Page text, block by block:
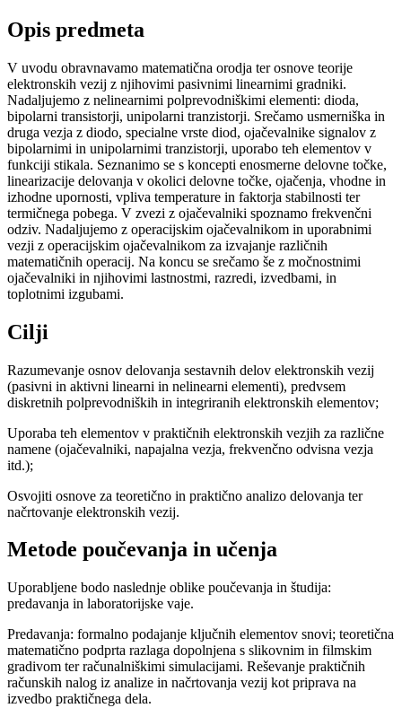
Opis predmeta
V uvodu obravnavamo matematična orodja ter osnove teorije
elektronskih vezij z njihovimi pasivnimi linearnimi gradniki.
Nadaljujemo z nelinearnimi polprevodniškimi elementi: dioda,
bipolarni transistorji, unipolarni tranzistorji. Srečamo usmerniška in
druga vezja z diodo, specialne vrste diod, ojačevalnike signalov z
bipolarnimi in unipolarnimi tranzistorji, uporabo teh elementov v
funkciji stikala. Seznanimo se s koncepti enosmerne delovne točke,
linearizacije delovanja v okolici delovne točke, ojačenja, vhodne in
izhodne upornosti, vpliva temperature in faktorja stabilnosti ter
termičnega pobega. V zvezi z ojačevalniki spoznamo frekvenčni
odziv. Nadaljujemo z operacijskim ojačevalnikom in uporabnimi
vezji z operacijskim ojačevalnikom za izvajanje različnih
matematičnih operacij. Na koncu se srečamo še z močnostnimi
ojačevalniki in njihovimi lastnostmi, razredi, izvedbami, in
toplotnimi izgubami.
Cilji
Razumevanje osnov delovanja sestavnih delov elektronskih vezij
(pasivni in aktivni linearni in nelinearni elementi), predvsem
diskretnih polprevodniških in integriranih elektronskih elementov;
Uporaba teh elementov v praktičnih elektronskih vezjih za različne
namene (ojačevalniki, napajalna vezja, frekvenčno odvisna vezja
itd.);
Osvojiti osnove za teoretično in praktično analizo delovanja ter
načrtovanje elektronskih vezij.
Metode poučevanja in učenja
Uporabljene bodo naslednje oblike poučevanja in študija:
predavanja in laboratorijske vaje.
Predavanja: formalno podajanje ključnih elementov snovi; teoretična
matematično podprta razlaga dopolnjena s slikovnim in filmskim
gradivom ter računalniškimi simulacijami. Reševanje praktičnih
računskih nalog iz analize in načrtovanja vezij kot priprava na
izvedbo praktičnega dela.